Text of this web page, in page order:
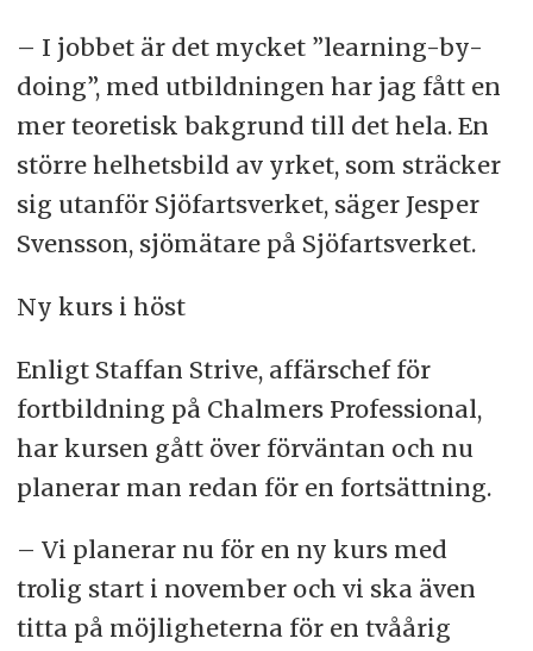
– I jobbet är det mycket ”learning-by-
doing”, med utbildningen har jag fått en
mer teoretisk bakgrund till det hela. En
större helhetsbild av yrket, som sträcker
sig utanför Sjöfartsverket, säger Jesper
Svensson, sjömätare på Sjöfartsverket.
Ny kurs i höst
Enligt Staffan Strive, affärschef för
fortbildning på Chalmers Professional,
har kursen gått över förväntan och nu
planerar man redan för en fortsättning.
– Vi planerar nu för en ny kurs med
trolig start i november och vi ska även
titta på möjligheterna för en tvåårig